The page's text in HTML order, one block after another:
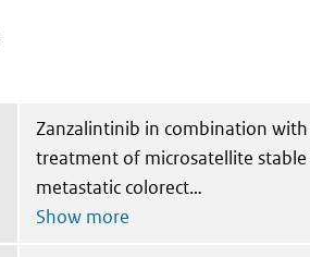
Zanzalintinib in combination
treatment of microsatellite
metastatic colorect